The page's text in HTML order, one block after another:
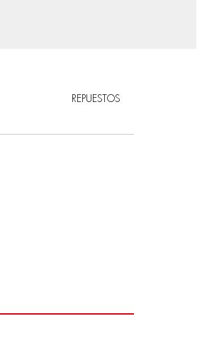
REPUESTOS